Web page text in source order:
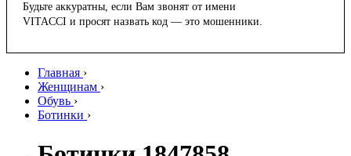
Будьте аккуратны, если Вам звонят от имени
VITACCI и просят назвать код — это мошенники.
Главная ›
Женщинам ›
Обувь ›
Ботинки ›